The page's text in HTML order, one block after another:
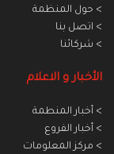
> حول المنظمة
> اتصل بنا
> شركائنا
الأخبار و الاعلام
> أخبار المنطمة
> أخبار الفروع
> مركز المعلومات